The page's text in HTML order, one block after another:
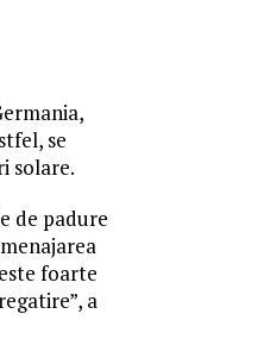
se
solare.
de padure
foarte
a